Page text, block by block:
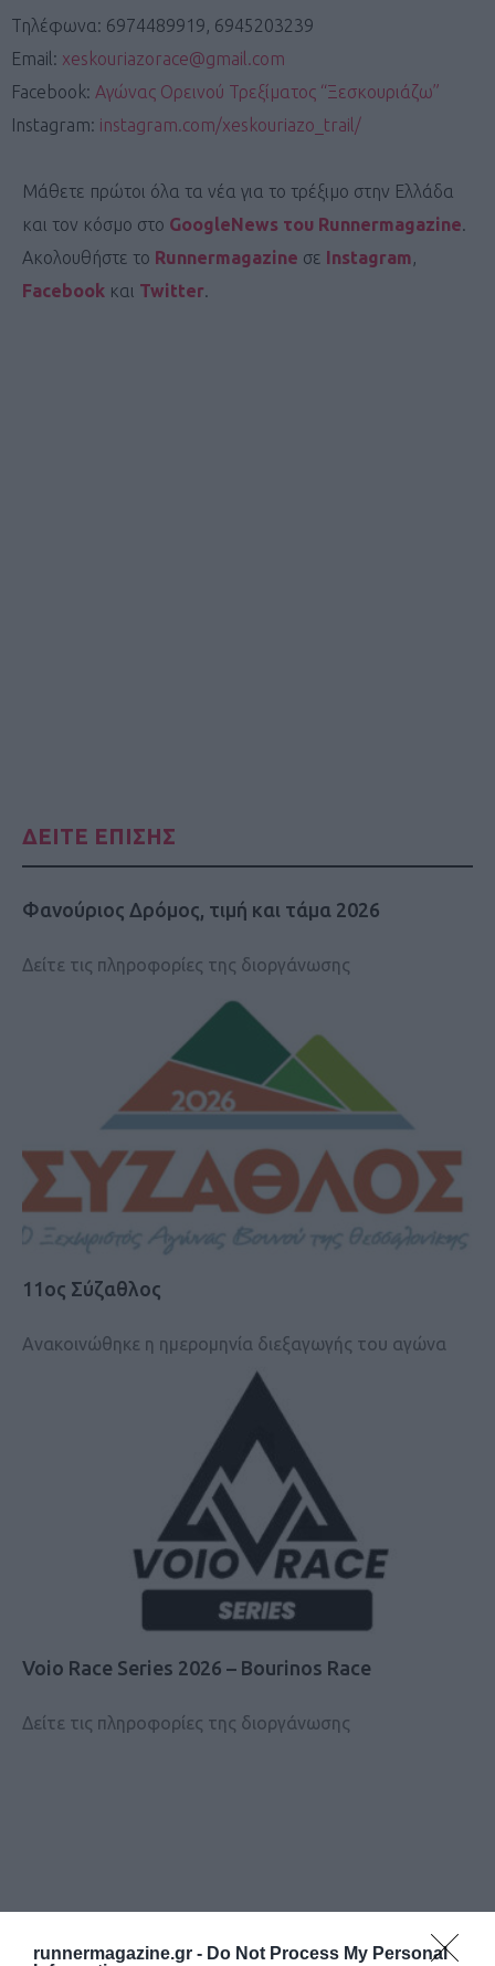
runnermagazine.gr - Do Not Process My Personal
Τηλέφωνα: 6974489919, 6945203239
Email: xeskouriazorace@gmail.com
Facebook: Αγώνας Ορεινού Τρεξίματος “Ξεσκουριάζω”
Instagram: instagram.com/xeskouriazo_trail/
Μάθετε πρώτοι όλα τα νέα για το τρέξιμο στην Ελλάδα
και τον κόσμο στο GoogleNews του Runnermagazine.
Ακολουθήστε το Runnermagazine σε Instagram,
Facebook και Twitter.
ΔΕΙΤΕ ΕΠΙΣΗΣ
Φανούριος Δρόμος, τιμή και τάμα 2026
Δείτε τις πληροφορίες της διοργάνωσης
11ος Σύζαθλος
Ανακοινώθηκε η ημερομηνία διεξαγωγής του αγώνα
Voio Race Series 2026 – Bourinos Race
Δείτε τις πληροφορίες της διοργάνωσης